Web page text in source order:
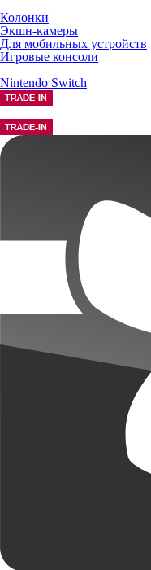
Колонки
Экшн-камеры
Для мобильных устройств
Игровые консоли
Nintendo Switch